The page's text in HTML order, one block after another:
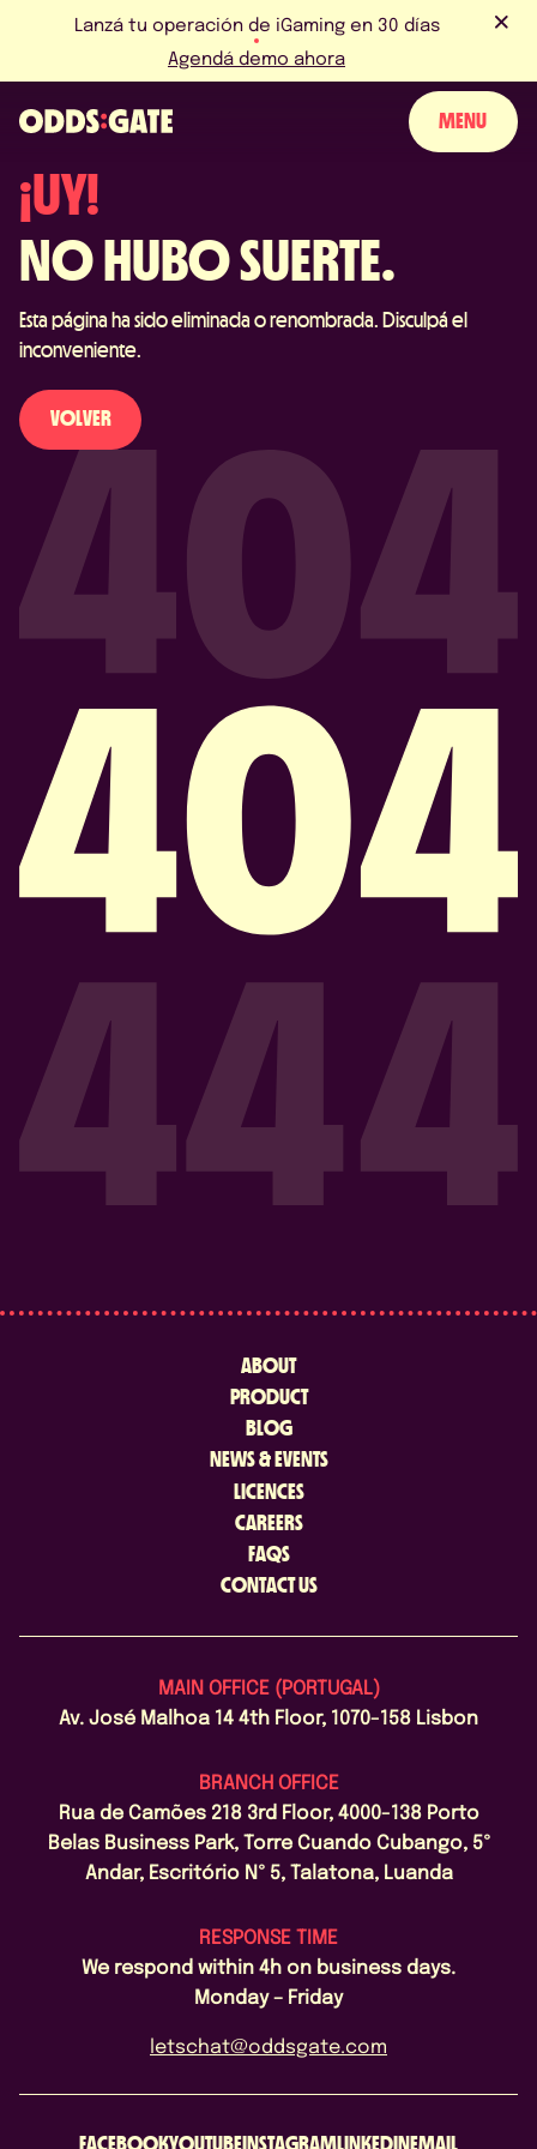
Lanzá tu operación de iGaming en 30 días
Agendá demo ahora
MENU
PRODUCTO
BLOG
NOTICIAS Y EVENTOS
LICENCIAS Y CERTIFICACIONES
PERGUNTAS FRECUENTES
CONTACTO
PROGRAMÁ UNA DEMO
Acepto la Política de Privacidad
¡UY!
NO HUBO SUERTE.
Esta página ha sido eliminada o renombrada. Disculpá el
inconveniente.
VOLVER
ABOUT
PRODUCT
BLOG
NEWS & EVENTS
LICENCES
CAREERS
FAQS
CONTACT US
MAIN OFFICE (PORTUGAL)
Av. José Malhoa 14 4th Floor, 1070-158 Lisbon
BRANCH OFFICE
Rua de Camões 218 3rd Floor, 4000-138 Porto
Belas Business Park, Torre Cuando Cubango, 5º
Andar, Escritório Nº 5, Talatona, Luanda
RESPONSE TIME
We respond within 4h on business days.
Monday – Friday
letschat@oddsgate.com
FACEBOOKYOUTUBE INSTAGRAMLINKEDIN EMAIL